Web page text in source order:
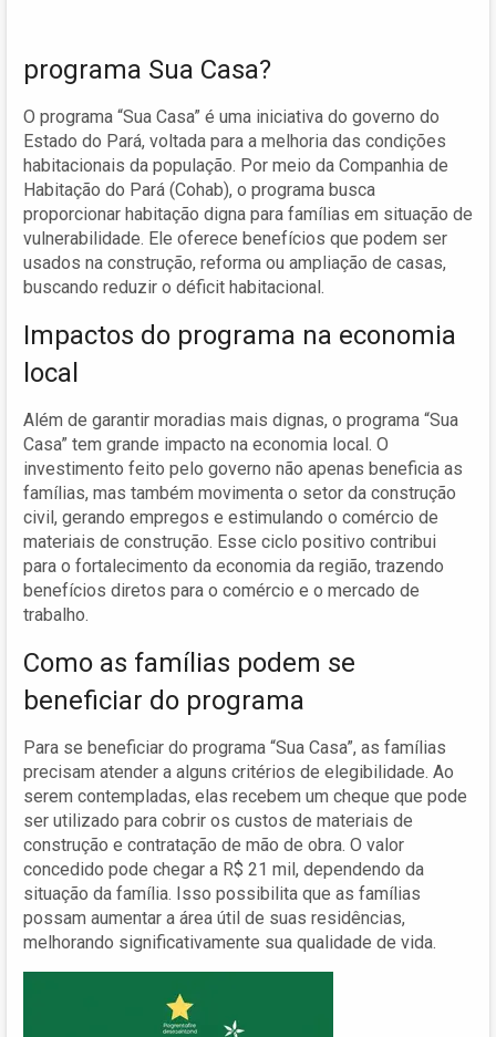
programa Sua Casa?
O programa “Sua Casa” é uma iniciativa do governo do
Estado do Pará, voltada para a melhoria das condições
habitacionais da população. Por meio da Companhia de
Habitação do Pará (Cohab), o programa busca
proporcionar habitação digna para famílias em situação de
vulnerabilidade. Ele oferece benefícios que podem ser
usados na construção, reforma ou ampliação de casas,
buscando reduzir o déficit habitacional.
Impactos do programa na economia
local
Além de garantir moradias mais dignas, o programa “Sua
Casa” tem grande impacto na economia local. O
investimento feito pelo governo não apenas beneficia as
famílias, mas também movimenta o setor da construção
civil, gerando empregos e estimulando o comércio de
materiais de construção. Esse ciclo positivo contribui
para o fortalecimento da economia da região, trazendo
benefícios diretos para o comércio e o mercado de
trabalho.
Como as famílias podem se
beneficiar do programa
Para se beneficiar do programa “Sua Casa”, as famílias
precisam atender a alguns critérios de elegibilidade. Ao
serem contempladas, elas recebem um cheque que pode
ser utilizado para cobrir os custos de materiais de
construção e contratação de mão de obra. O valor
concedido pode chegar a R$ 21 mil, dependendo da
situação da família. Isso possibilita que as famílias
possam aumentar a área útil de suas residências,
melhorando significativamente sua qualidade de vida.